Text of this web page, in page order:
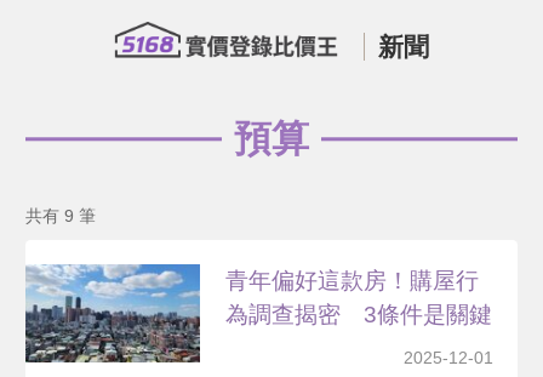
新聞
預算
共有 9 筆
青年偏好這款房！購屋行
為調查揭密 3條件是關鍵
2025-12-01